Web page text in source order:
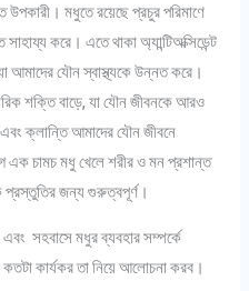
মধুতে রয়েছে প্রচুর পরিমাণে
করে। এতে থাকা অ্যান্টিঅক্সিডেন্ট
আমাদের যৌন স্বাস্থ্যকে উন্নত করে।
শক্তি বাড়ে, যা যৌন জীবনকে আরও
ক্লান্তি আমাদের যৌন জীবনে
এক চামচ মধু খেলে শরীর ও মন প্রশান্ত
প্রস্তুতির জন্য গুরুত্বপূর্ণ।
সহবাসে মধুর ব্যবহার সম্পর্কে
কার্যকর তা নিয়ে আলোচনা করব।